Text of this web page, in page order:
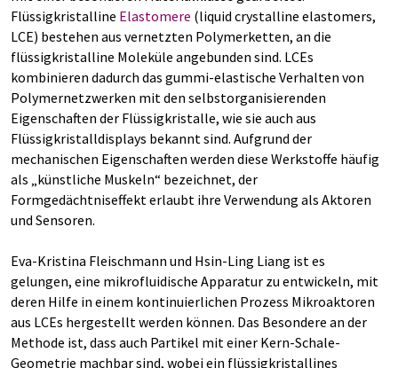
Flüssigkristalline Elastomere (liquid crystalline elastomers,
LCE) bestehen aus vernetzten Polymerketten, an die
flüssigkristalline Moleküle angebunden sind. LCEs
kombinieren dadurch das gummi-elastische Verhalten von
Polymernetzwerken mit den selbstorganisierenden
Eigenschaften der Flüssigkristalle, wie sie auch aus
Flüssigkristalldisplays bekannt sind. Aufgrund der
mechanischen Eigenschaften werden diese Werkstoffe häufig
als „künstliche Muskeln“ bezeichnet, der
Formgedächtniseffekt erlaubt ihre Verwendung als Aktoren
und Sensoren.
Eva-Kristina Fleischmann und Hsin-Ling Liang ist es
gelungen, eine mikrofluidische Apparatur zu entwickeln, mit
deren Hilfe in einem kontinuierlichen Prozess Mikroaktoren
aus LCEs hergestellt werden können. Das Besondere an der
Methode ist, dass auch Partikel mit einer Kern-Schale-
Geometrie machbar sind, wobei ein flüssigkristallines